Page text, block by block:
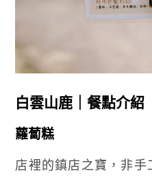
白雲山鹿｜餐點介紹
蘿蔔糕
店裡的鎮店之寶，非